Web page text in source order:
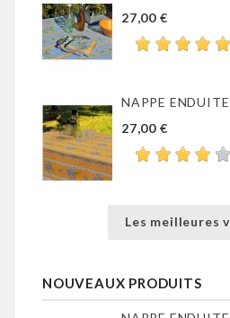
27,00 €
27,00 €
Les meilleures
NOUVEAUX PRODUITS